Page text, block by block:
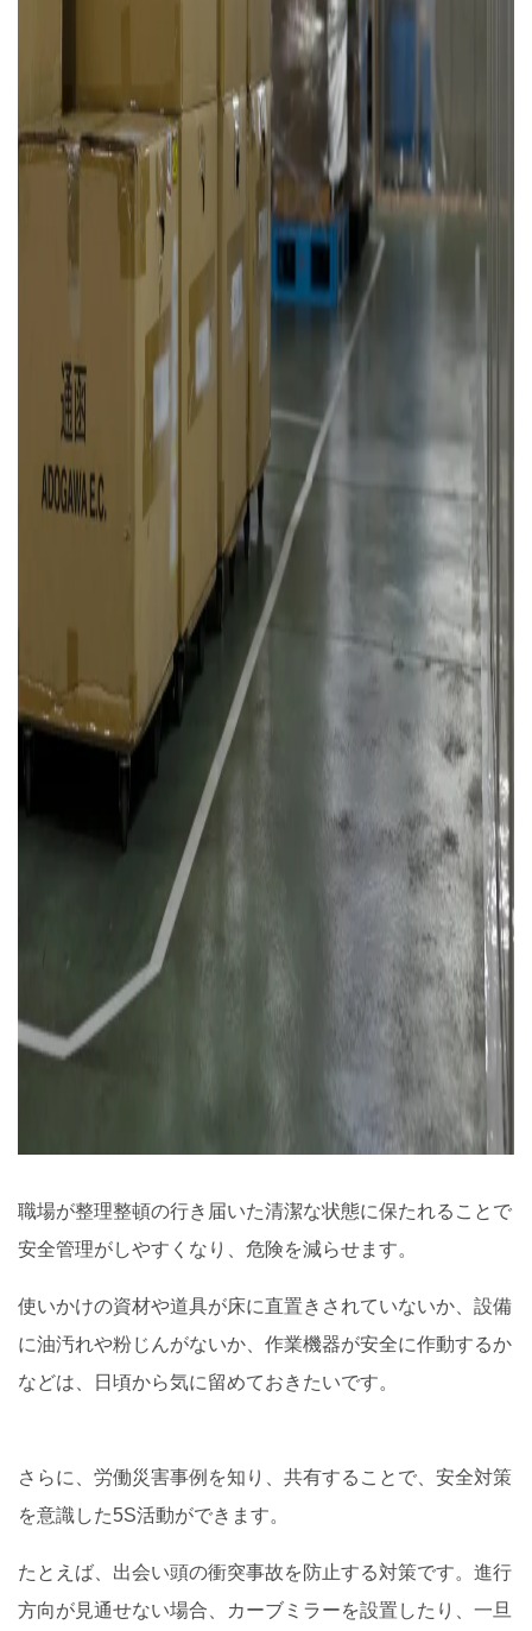
職場が整理整頓の行き届いた清潔な状態に保たれることで
安全管理がしやすくなり、危険を減らせます。
使いかけの資材や道具が床に直置きされていないか、設備
に油汚れや粉じんがないか、作業機器が安全に作動するか
などは、日頃から気に留めておきたいです。
さらに、労働災害事例を知り、共有することで、安全対策
を意識した5S活動ができます。
たとえば、出会い頭の衝突事故を防止する対策です。進行
方向が見通せない場合、カーブミラーを設置したり、一旦